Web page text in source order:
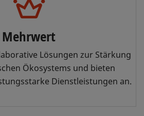
Mehrwert
Lösungen zur Stärkung
Ökosystems und bieten
Dienstleistungen an.